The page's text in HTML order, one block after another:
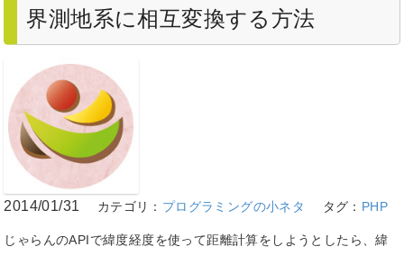
界測地系に相互変換する方法
2014/01/31 カテゴリ： プログラミングの小ネタ タグ： PHP
じゃらんのAPIで緯度経度を使って距離計算をしようとしたら、緯